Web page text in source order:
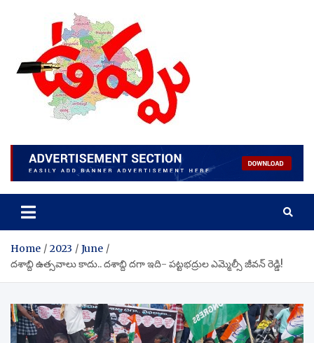
Home 2023
June
దశాబ్ది ఉత్సవాలు కాదు.. దశాబ్ది దగా ఇది- పట్టభద్రుల ఎమ్మెల్సీ జీవన్ రెడ్డి!